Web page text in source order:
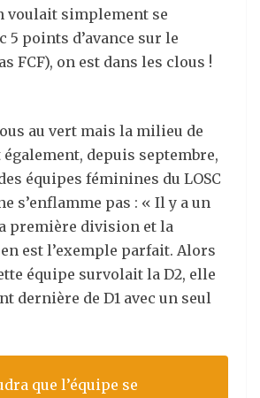
voulait simplement se
5 points d’avance sur le
FCF), on est dans les clous !
au vert mais la milieu de
depuis septembre,
équipes féminines du LOSC
s’enflamme pas : « Il y a un
première division et la
est l’exemple parfait. Alors
équipe survolait la D2, elle
dernière de D1 avec un seul
que l’équipe se